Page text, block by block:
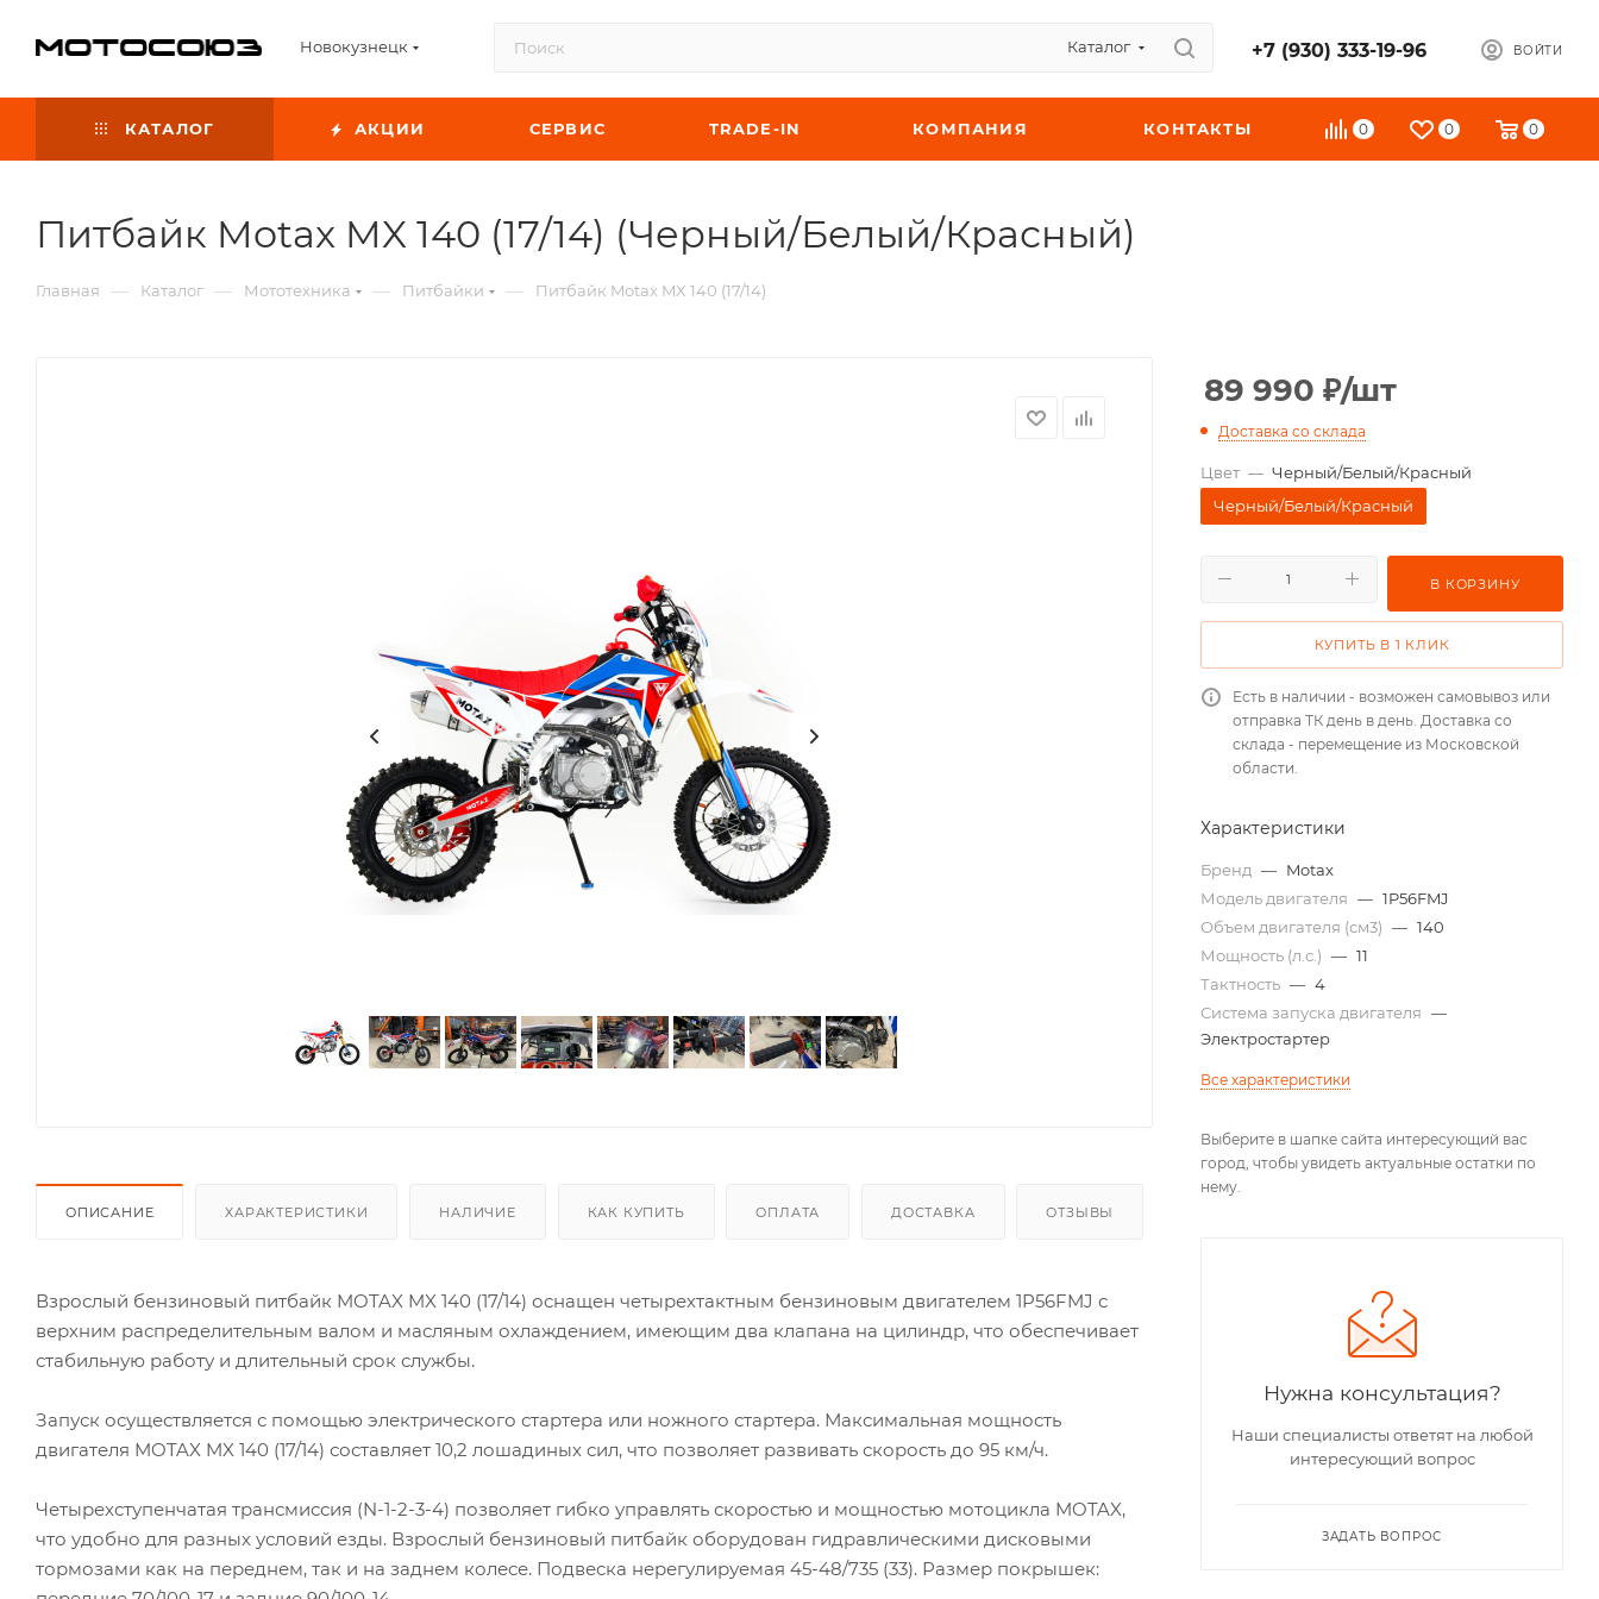
Новокузнецк Каталог +7 (930) 333-19-96 ВОЙТИ
0 0 0
КАТАЛОГ АКЦИИ СЕРВИС TRADE-IN КОМПАНИЯ КОНТАКТЫ
Питбайк Motax MX 140 (17/14) (Черный/Белый/Красный)
Главная — Каталог — Мототехника — Питбайки — Питбайк Motax MX 140 (17/14)
ОПИСАНИЕ ХАРАКТЕРИСТИКИ НАЛИЧИЕ КАК КУПИТЬ ОПЛАТА ДОСТАВКА ОТЗЫВЫ
Взрослый бензиновый питбайк MOTAX MX 140 (17/14) оснащен четырехтактным бензиновым двигателем 1P56FMJ с
верхним распределительным валом и масляным охлаждением, имеющим два клапана на цилиндр, что обеспечивает
стабильную работу и длительный срок службы.
Запуск осуществляется с помощью электрического стартера или ножного стартера. Максимальная мощность
двигателя MOTAX MX 140 (17/14) составляет 10,2 лошадиных сил, что позволяет развивать скорость до 95 км/ч.
Четырехступенчатая трансмиссия (N-1-2-3-4) позволяет гибко управлять скоростью и мощностью мотоцикла MOTAX,
что удобно для разных условий езды. Взрослый бензиновый питбайк оборудован гидравлическими дисковыми
тормозами как на переднем, так и на заднем колесе. Подвеска нерегулируемая 45-48/735 (33). Размер покрышек:
89 990 ₽/шт
Доставка со склада
Цвет — Черный/Белый/Красный
Черный/Белый/Красный
В КОРЗИНУ
КУПИТЬ В 1 КЛИК
Есть в наличии - возможен самовывоз или
отправка ТК день в день. Доставка со
склада - перемещение из Московской
области.
Характеристики
Бренд — Motax
Модель двигателя — 1P56FMJ
Объем двигателя (см3) — 140
Мощность (л.с.) — 11
Тактность — 4
Система запуска двигателя —
Электростартер
Все характеристики
Выберите в шапке сайта интересующий вас
город, чтобы увидеть актуальные остатки по
нему.
Нужна консультация?
Наши специалисты ответят на любой
интересующий вопрос
ЗАДАТЬ ВОПРОС